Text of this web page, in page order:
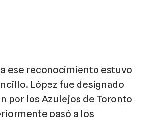
ese reconocimiento estuvo
López fue designado
por los Azulejos de Toronto
pasó a los